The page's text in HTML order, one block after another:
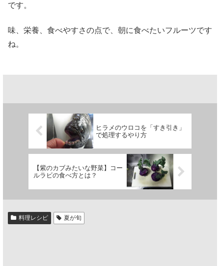
です。
味、栄養、食べやすさの点で、朝に食べたいフルーツです
ね。
ヒラメのウロコを「すき引き」
で処理するやり方
【紫のカブみたいな野菜】コー
ルラビの食べ方とは？
料理レシピ 夏が旬